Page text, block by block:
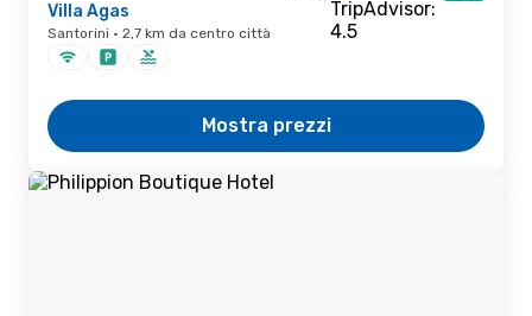
Villa Agas
Santorini · 2,7 km da centro città
Mostra prezzi